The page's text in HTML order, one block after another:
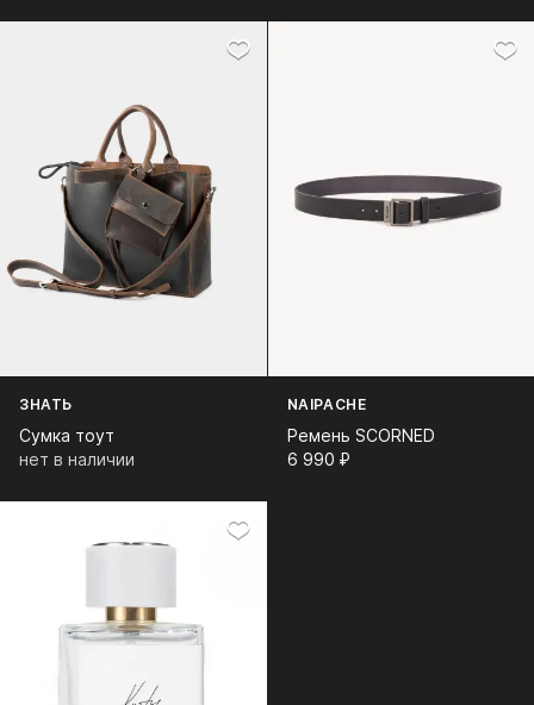
ЗНАТЬ
Сумка тоут
нет в наличии
NAIPACHE
Ремень SCORNED
6 990⁠ ⁠₽